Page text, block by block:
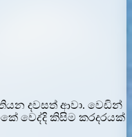
දවසත් ආවා. වෙඩින්
වෙද්දි කිසිම කරදරයක්